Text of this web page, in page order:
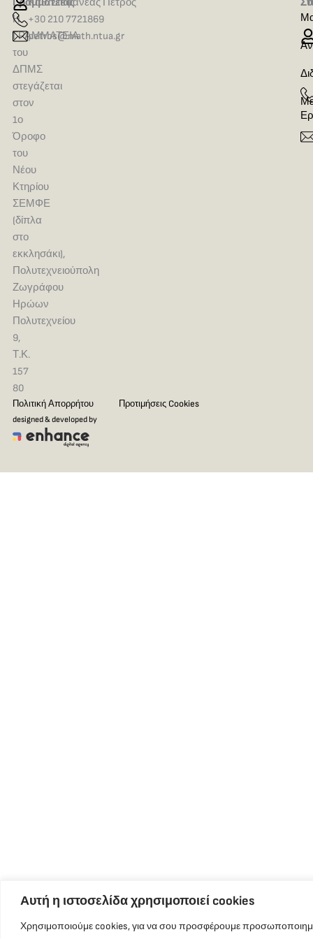
Αυτή η ιστοσελίδα χρησιμοποιεί cookies
Χρησιμοποιούμε cookies, για να σου προσφέρουμε
Γραμματείας
Η
ΓΡΑΜΜΑΤΕΙΑ
του
ΔΠΜΣ
στεγάζεται
στον
1ο
Όροφο
του
Νέου
Κτηρίου
ΣΕΜΦΕ
(δίπλα
στο
εκκλησάκι),
Πολυτεχνειούπολη
Ζωγράφου
Ηρώων
Πολυτεχνείου
9,
Τ.Κ.
157
80
Καθ. Στεφανέας Πέτρος
+30 210 7721869
petros@math.ntua.gr
Πολιτική Απορρήτου Προτιμήσεις Cookies
designed & developed by